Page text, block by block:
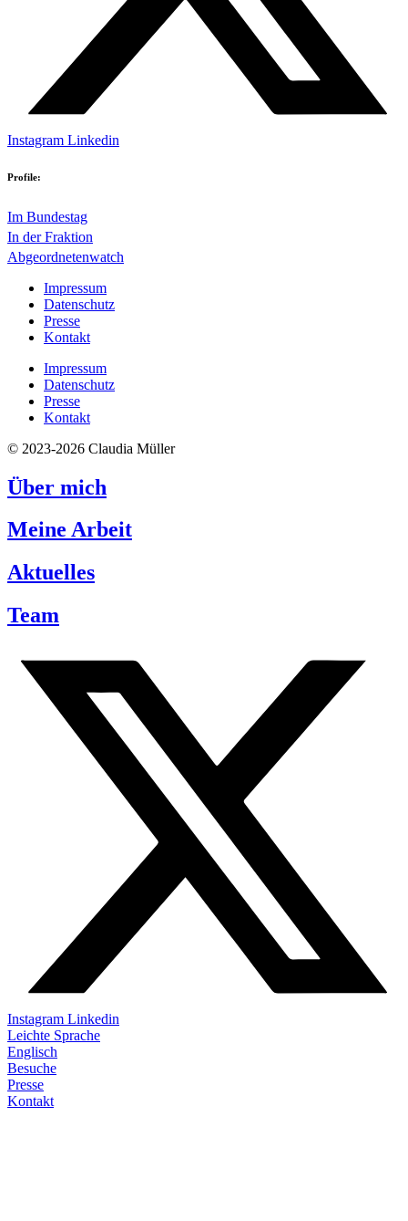
Instagram Linkedin
Profile:
Im Bundestag
In der Fraktion
Abgeordnetenwatch
Impressum
Datenschutz
Presse
Kontakt
Impressum
Datenschutz
Presse
Kontakt
© 2023-2026 Claudia Müller
Über mich
Meine Arbeit
Aktuelles
Team
Instagram Linkedin
Leichte Sprache
Englisch
Besuche
Presse
Kontakt